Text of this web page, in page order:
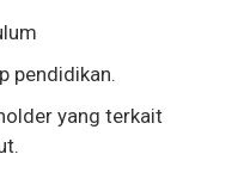
pendidikan.
yang terkait